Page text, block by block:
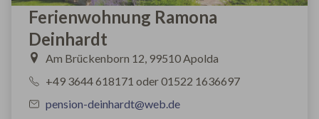
Ferienwohnung Ramona
Deinhardt
Am Brückenborn 12, 99510 Apolda
+49 3644 618171 oder 01522 1636697
pension-deinhardt@web.de